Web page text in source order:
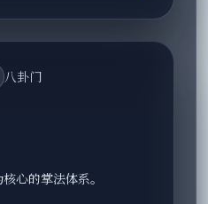
八卦门
心的掌法体系。